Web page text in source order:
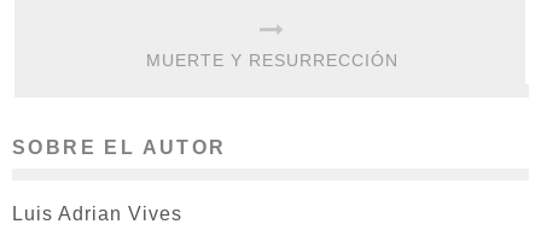
MUERTE Y RESURRECCIÓN
SOBRE EL AUTOR
Luis Adrian Vives